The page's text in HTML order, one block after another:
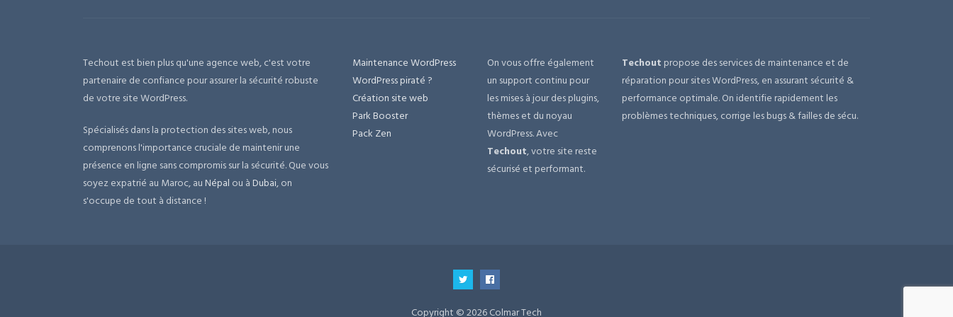
Techout est bien plus qu'une agence web, c'est votre
partenaire de confiance pour assurer la sécurité robuste
de votre site WordPress.
Spécialisés dans la protection des sites web, nous
comprenons l'importance cruciale de maintenir une
présence en ligne sans compromis sur la sécurité. Que vous
soyez expatrié au Maroc, auNépal ou àDubai, on
s'occupe de tout à distance !
Maintenance WordPress
WordPress piraté ?
Création site web
Park Booster
Pack Zen
On vous offre également
un support continu pour
les mises à jour des plugins,
thèmes et du noyau
WordPress. Avec
Techout, votre site reste
sécurisé et performant.
Techout propose des services de maintenance et de
réparation pour sites WordPress, en assurant sécurité &
performance optimale. On identifie rapidement les
problèmes techniques, corrige les bugs & failles de sécu.
Copyright © 2026 Colmar Tech